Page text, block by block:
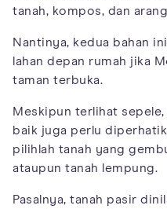
tanah, kompos, dan
Nantinya, kedua bahan
lahan depan rumah jika
taman terbuka.
Meskipun terlihat
baik juga perlu
pilihlah tanah yang
ataupun tanah lempung.
Pasalnya, tanah pasir